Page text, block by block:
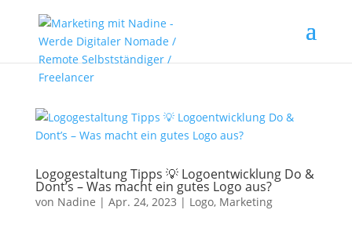
Logogestaltung Tipps 💡 Logoentwicklung Do &
Dont’s – Was macht ein gutes Logo aus?
von Nadine | Apr. 24, 2023 | Logo, Marketing